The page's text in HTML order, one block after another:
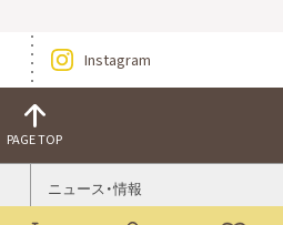
Instagram
PAGE TOP
ニュース・情報